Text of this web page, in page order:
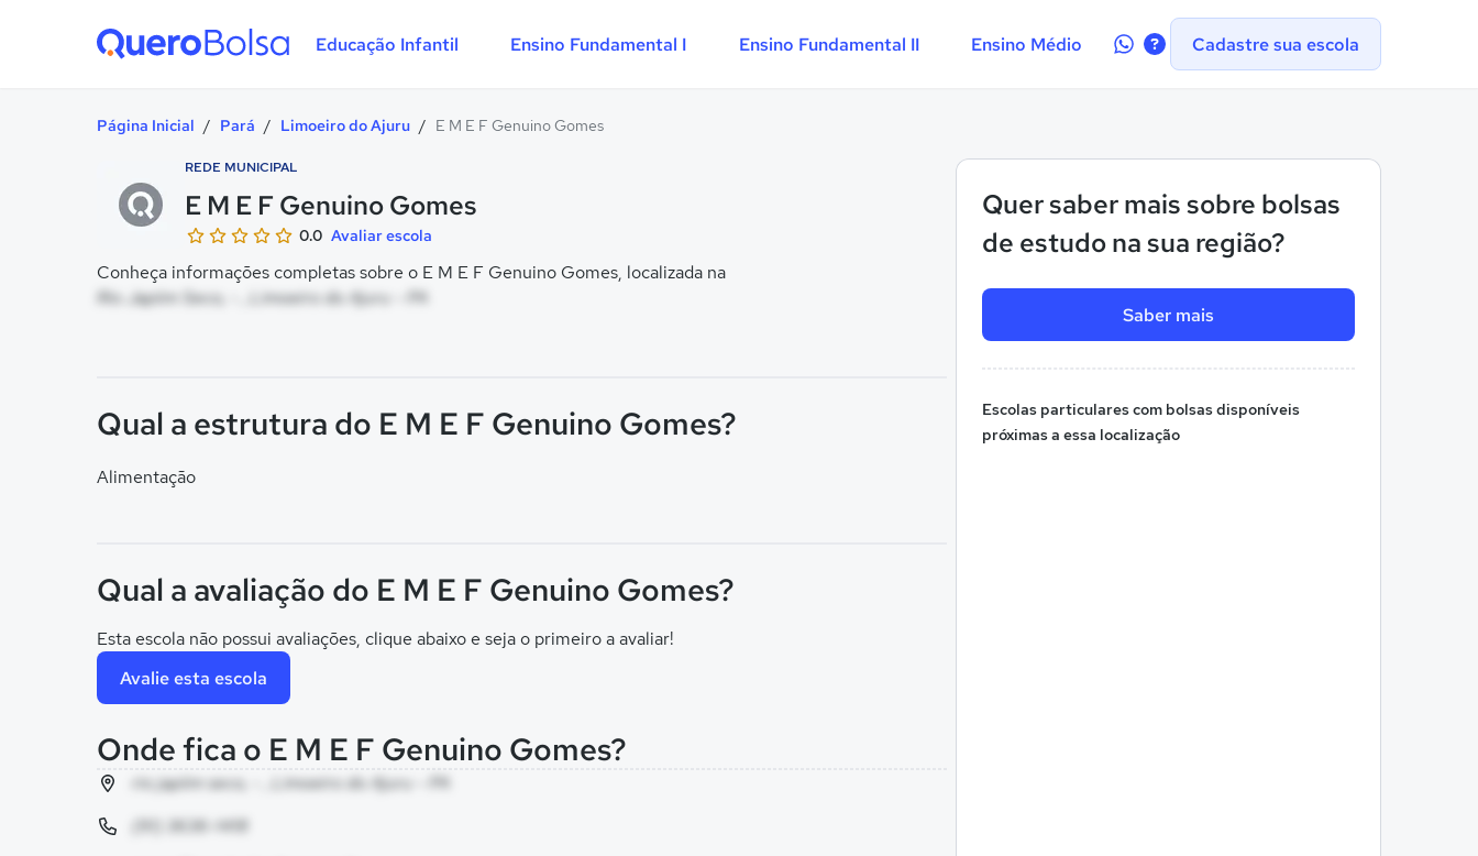
Educação Infantil Ensino Fundamental I Ensino Fundamental II Ensino Médio
Contate-Cadastre sua escola
Página Inicial / Pará / Limoeiro do Ajuru / E M E F Genuino Gomes
REDE MUNICIPAL
E M E F Genuino Gomes
0.0 Avaliar escola
Conheça informações completas sobre o E M E F Genuino Gomes, localizada na
Rio Japiim Seco, - , Limoeiro do Ajuru - PA
Quer saber mais sobre bolsas
de estudo na sua região?
Saber mais
Escolas particulares com bolsas disponíveis
próximas a essa localização
Qual a estrutura do E M E F Genuino Gomes?
Alimentação
Qual a avaliação do E M E F Genuino Gomes?
Esta escola não possui avaliações, clique abaixo e seja o primeiro a avaliar!
Avalie esta escola
Onde fica o E M E F Genuino Gomes?
rio japiim seco, - , Limoeiro do Ajuru - PA
(91) 3636-1418